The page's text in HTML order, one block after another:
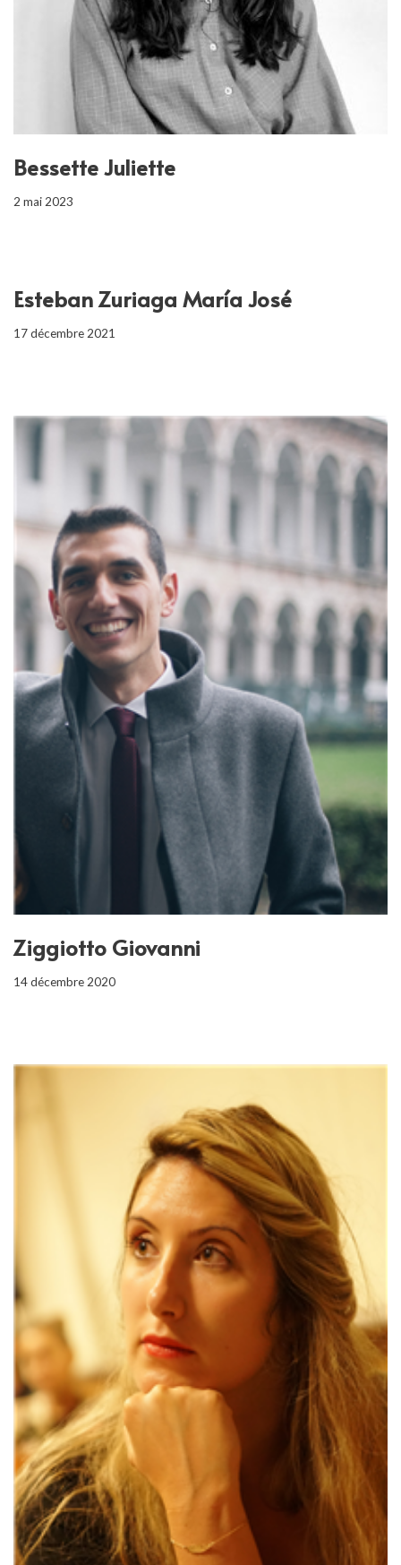
Bessette Juliette
2 mai 2023
Esteban Zuriaga María José
17 décembre 2021
Ziggiotto Giovanni
14 décembre 2020